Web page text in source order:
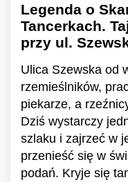
Legenda o
Tancerkach.
przy ul.
Ulica Szewska od
rzemieślników,
piekarze, a
Dziś wystarczy
szlaku i zajrzeć w
przenieść się w
podań. Kryje się